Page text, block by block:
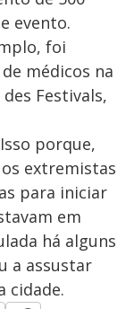
evento.
foi
médicos na
Festivals,
porque,
extremistas
para iniciar
em
há alguns
a assustar
cidade.